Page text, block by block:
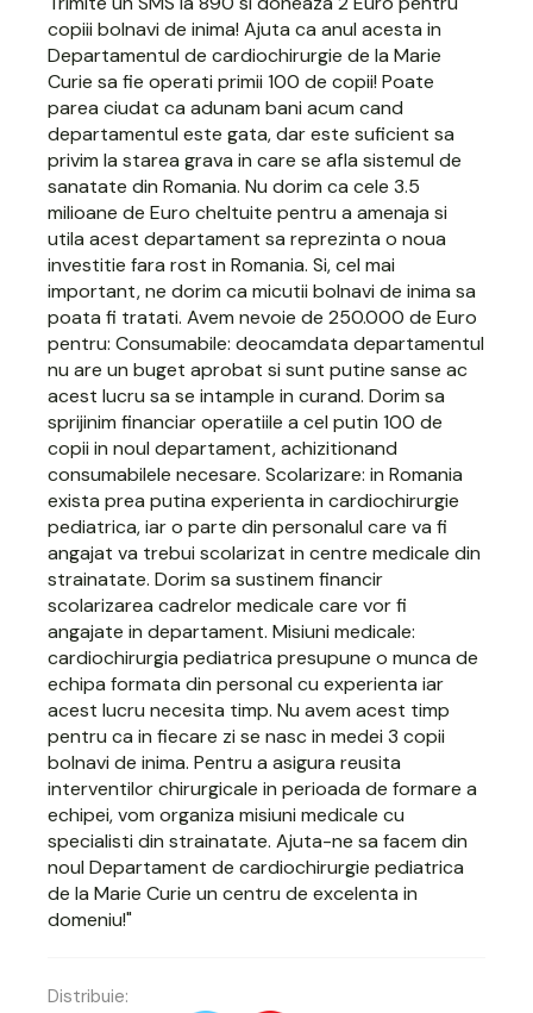
copiii bolnavi de inima! Ajuta ca anul acesta in
Departamentul de cardiochirurgie de la Marie
Curie sa fie operati primii 100 de copii! Poate
parea ciudat ca adunam bani acum cand
departamentul este gata, dar este suficient sa
privim la starea grava in care se afla sistemul de
sanatate din Romania. Nu dorim ca cele 3.5
milioane de Euro cheltuite pentru a amenaja si
utila acest departament sa reprezinta o noua
investitie fara rost in Romania. Si, cel mai
important, ne dorim ca micutii bolnavi de inima sa
poata fi tratati. Avem nevoie de 250.000 de Euro
pentru: Consumabile: deocamdata departamentul
nu are un buget aprobat si sunt putine sanse ac
acest lucru sa se intample in curand. Dorim sa
sprijinim financiar operatiile a cel putin 100 de
copii in noul departament, achizitionand
consumabilele necesare. Scolarizare: in Romania
exista prea putina experienta in cardiochirurgie
pediatrica, iar o parte din personalul care va fi
angajat va trebui scolarizat in centre medicale din
strainatate. Dorim sa sustinem financir
scolarizarea cadrelor medicale care vor fi
angajate in departament. Misiuni medicale:
cardiochirurgia pediatrica presupune o munca de
echipa formata din personal cu experienta iar
acest lucru necesita timp. Nu avem acest timp
pentru ca in fiecare zi se nasc in medei 3 copii
bolnavi de inima. Pentru a asigura reusita
interventilor chirurgicale in perioada de formare a
echipei, vom organiza misiuni medicale cu
specialisti din strainatate. Ajuta-ne sa facem din
noul Departament de cardiochirurgie pediatrica
de la Marie Curie un centru de excelenta in
domeniu!"
Distribuie: